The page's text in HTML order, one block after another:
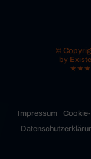
©
by
Impressum